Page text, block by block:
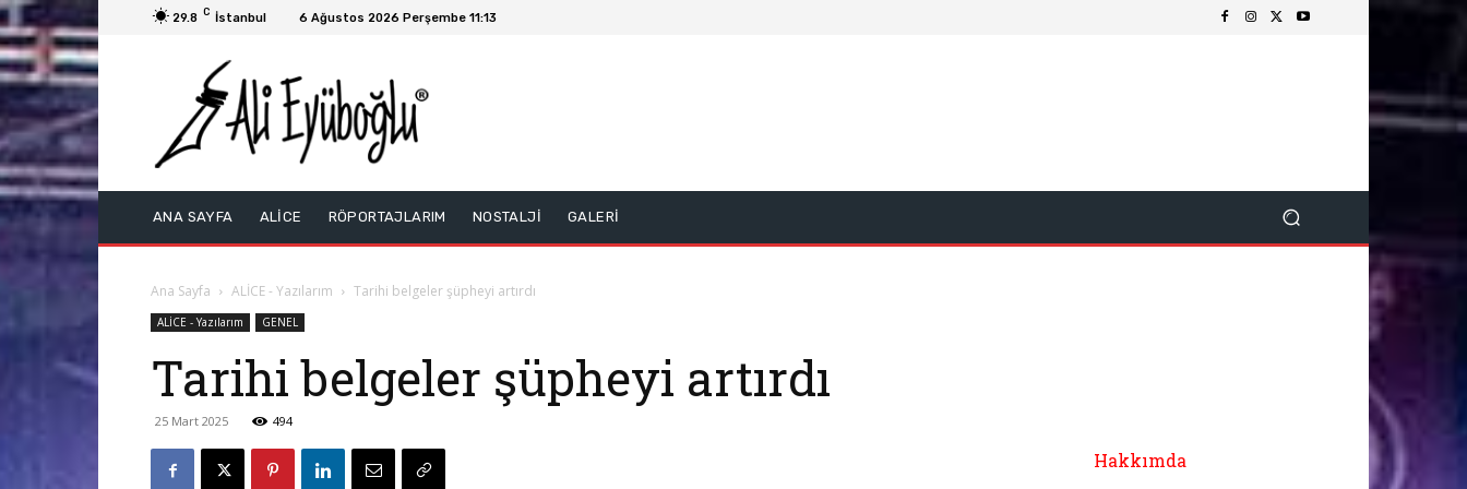
29.8 C İstanbul 6 Ağustos 2026 Perşembe 11:13
ANA SAYFA ALİCE RÖPORTAJLARIM NOSTALJİ GALERİ
Ana Sayfa ALİCE - Yazılarım Tarihi belgeler şüpheyi artırdı
ALİCE - Yazılarım GENEL
Tarihi belgeler şüpheyi artırdı
25 Mart 2025 494
Hakkımda